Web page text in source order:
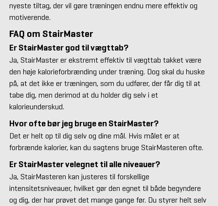
nyeste tiltag, der vil gøre træningen endnu mere effektiv og
motiverende.
FAQ om StairMaster
Er StairMaster god til vægttab?
Ja, StairMaster er ekstremt effektiv til vægttab takket være
den høje kalorieforbrænding under træning. Dog skal du huske
på, at det ikke er træningen, som du udfører, der får dig til at
tabe dig, men derimod at du holder dig selv i et
kalorieunderskud.
Hvor ofte bør jeg bruge en StairMaster?
Det er helt op til dig selv og dine mål. Hvis målet er at
forbrænde kalorier, kan du sagtens bruge StairMasteren ofte.
Er StairMaster velegnet til alle niveauer?
Ja, StairMasteren kan justeres til forskellige
intensitetsniveauer, hvilket gør den egnet til både begyndere
og dig, der har prøvet det mange gange før. Du styrer helt selv